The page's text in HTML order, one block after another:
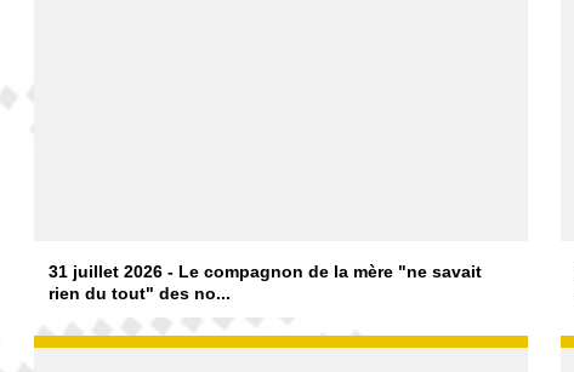
31 juillet 2026 - Le compagnon de la mère "ne savait
rien du tout" des no...